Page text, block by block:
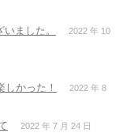
ました。
2022 年 10
かった！
2022 年 8
2022 年 7 月 24 日